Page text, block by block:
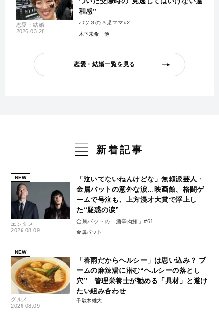
恋愛・結婚
2026.03.28
和感”
バツ３の３児ママ#2
木下未希
恋愛・結婚一覧を見る
新着記事
NEW
エンタメ
2026.08.09
「泣いてないねんけどな」無頼派芸人・
金属バットの意外な涙…映画館、格闘ゲ
ームで号泣も、上方漫才大賞で浮上し
た“疑惑の涙”
金属バットの「酒辛肉鮪」#61
金属バット
NEW
グルメ
2026.08.09
「春雨だからヘルシー」は思い込み？ ブ
ームの麻辣湯に潜む“ヘルシーの落とし
穴” 管理栄養士が勧める「具材」と避け
たい組み合わせ
千駄木雄大